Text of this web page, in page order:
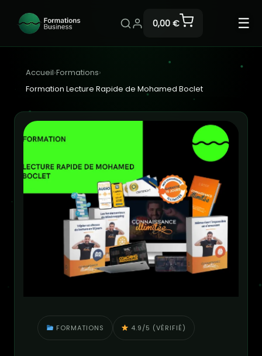
0,00 € ☰
Accueil›Formations›
Formation Lecture Rapide de Mohamed Boclet
FORMATIONS 4.9/5 (VÉRIFIÉ)